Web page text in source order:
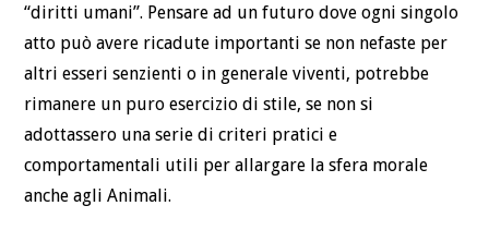
“diritti umani”. Pensare ad un futuro dove ogni singolo
atto può avere ricadute importanti se non nefaste per
altri esseri senzienti o in generale viventi, potrebbe
rimanere un puro esercizio di stile, se non si
adottassero una serie di criteri pratici e
comportamentali utili per allargare la sfera morale
anche agli Animali.